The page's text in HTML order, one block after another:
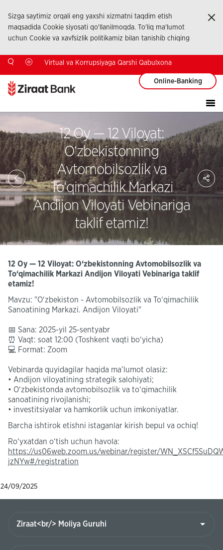
Sizga saytimiz orqali eng yaxshi xizmatni taqdim etish
maqsadida Cookie siyosati qo'llanilmoqda. To'liq ma'lumot
uchun Cookie va xavfsizlik politikamiz bilan tanishib chiqing
Virtual va Korrupsiyaga Qarshi Qabulxona
Online-Banking
12 Oy — 12 Viloyat:
O‘zbekistonning
Avtomobilsozlik va
To‘qimachilik Markazi
Andijon Viloyati Vebinariga
taklif etamiz!
12 Oy — 12 Viloyat: O‘zbekistonning Avtomobilsozlik va
To‘qimachilik Markazi Andijon Viloyati Vebinariga taklif
etamiz!
Mavzu: "O‘zbekiston - Avtomobilsozlik va To‘qimachilik
Sanoatining Markazi. Andijon Viloyati"
📅 Sana: 2025-yil 25-sentyabr
⏰ Vaqt: soat 12:00 (Toshkent vaqti bo‘yicha)
💻 Format: Zoom
Vebinarda quyidagilar haqida ma’lumot olasiz:
• Andijon viloyatining strategik salohiyati;
• O‘zbekistonda avtomobilsozlik va to‘qimachilik
sanoatining rivojlanishi;
• investitsiyalar va hamkorlik uchun imkoniyatlar.
Barcha ishtirok etishni istaganlar kirish bepul va ochiq!
Ro‘yxatdan o‘tish uchun havola:
https://us06web.zoom.us/webinar/register/
jzNYw#/registration
24/09/2025